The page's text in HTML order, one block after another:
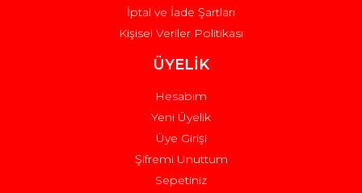
İptal ve İade Şartları
Kişisel Veriler Politikası
ÜYELİK
Hesabım
Yeni Üyelik
Üye Girişi
Şifremi Unuttum
Sepetiniz